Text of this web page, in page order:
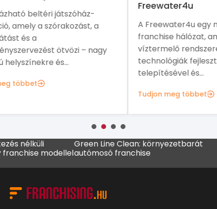
A Freewater4u egy nemzetközi
franchise hálózat, amely légköri
víztermelő rendszerek és víztisztítási
technológiák fejlesztésével,
A
modellel
Green Line Clean: környezetbarát
autómosó franchise